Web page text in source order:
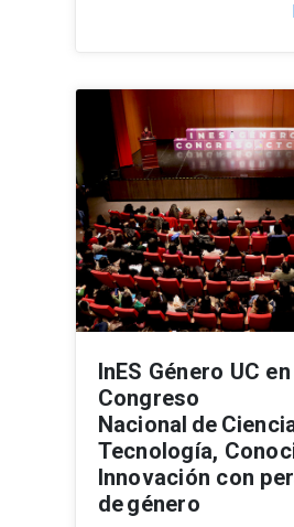
InES Género UC en
Congreso
Nacional de
Tecnología,
Innovación con
de género